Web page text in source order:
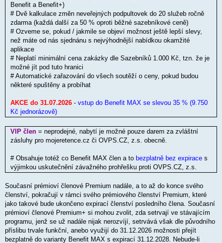
Benefit a Benefit+)
# Dvě kalkulace změn neveřejných podpultovek do 20 služeb ročně
zdarma (každá další za 50 % oproti běžné sazebníkové ceně)
# Ozveme se, pokud / jakmile se objeví možnost ještě lepší slevy,
než máte od nás sjednánu s nejvýhodnější nabídkou okamžité
aplikace
# Neplatí minimální cena zakázky dle Sazebníků 1.000 Kč, tzn. že je
možné jít pod tuto hranici
# Automatické zařazování do všech soutěží o ceny, pokud budou
některé spuštěny a probíhat
AKCE do 31.07.2026 - vstup do Benefit MAX se slevou 35 % (9.750
Kč jednorázově)
VIP člen = neprodejné, nabytí je možné pouze darem za zvláštní
zásluhy pro mojeretence.cz či OVPS.CZ, z.s. obecně.
# Obsahuje totéž co Benefit MAX člen a to bezplatně bez expirace s
výjimkou uskutečnění závažného prohřešku proti OVPS.CZ, z.s.
Současní prémioví členové Premium nadále, a to až do konce svého
členství, pokračují v rámci svého prémiového členství Premium, které
jako takové bude ukončeno expirací členství posledního člena. Současní
prémioví členové Premium+ si mohou zvolit, zda setrvají ve stávajícím
programu, jenž se už nadále nijak nerozvíjí, setrvává však dle původního
příslibu trvale funkční, anebo využijí do 31.12.2026 možnosti přejít
bezplatně do varianty Benefit MAX s expirací 31.12.2028. Nebude-li